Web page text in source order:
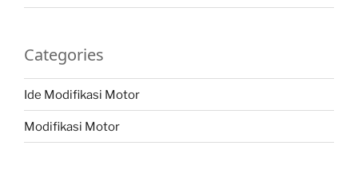
Categories
Ide Modifikasi Motor
Modifikasi Motor